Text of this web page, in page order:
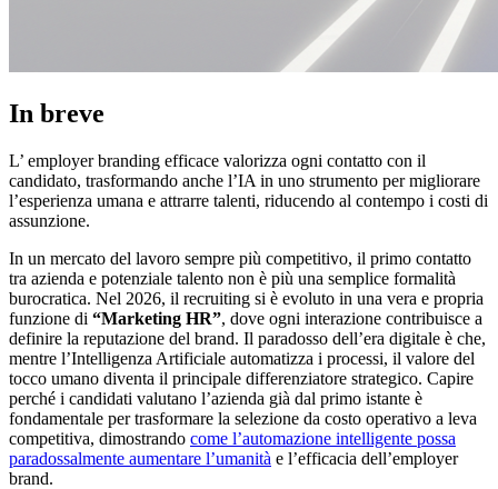
In breve
L’ employer branding efficace valorizza ogni contatto con il
candidato, trasformando anche l’IA in uno strumento per migliorare
l’esperienza umana e attrarre talenti, riducendo al contempo i costi di
assunzione.
In un mercato del lavoro sempre più competitivo, il primo contatto
tra azienda e potenziale talento non è più una semplice formalità
burocratica. Nel 2026, il recruiting si è evoluto in una vera e propria
funzione di “Marketing HR”, dove ogni interazione contribuisce a
definire la reputazione del brand. Il paradosso dell’era digitale è che,
mentre l’Intelligenza Artificiale automatizza i processi, il valore del
tocco umano diventa il principale differenziatore strategico. Capire
perché i candidati valutano l’azienda già dal primo istante è
fondamentale per trasformare la selezione da costo operativo a leva
competitiva, dimostrando come l’automazione intelligente possa
paradossalmente aumentare l’umanità e l’efficacia dell’employer
brand.